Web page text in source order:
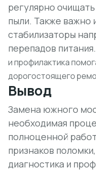
регулярно
пыли. Также важно
стабилизаторы
перепадов питания.
и профилактика
дорогостоящего
Вывод
Замена южного
необходимая
полноценной
признаков
диагностика и